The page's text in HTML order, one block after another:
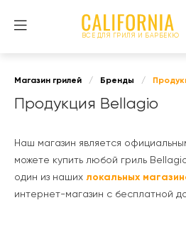
ВСЕ ДЛЯ ГРИЛЯ И БАРБЕКЮ
Магазин грилей / Бренды /
Продукция Bellagio
Наш магазин является
можете купить любой гриль
один из наших локальных
интернет-магазин с бесплатной